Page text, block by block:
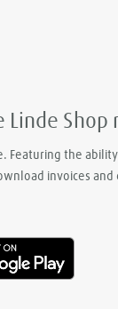
Linde Shop
Featuring the
invoices and